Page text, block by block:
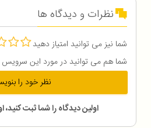
نظرات و دیدگاه ها
شما نیز می توانید امتیاز دهید
شما هم می توانید در مورد این
نظر خود را
اولین دیدگاه را شما ثبت کنید،